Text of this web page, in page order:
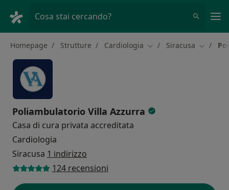
Cosa stai cercando?
Homepage Strutture Cardiologia Cambia città
Siracusa Cambia
Poliambulatorio Villa Azzurra
Casa di cura privata accreditata
Cardiologia
Siracusa 1 indirizzo
124 recensioni